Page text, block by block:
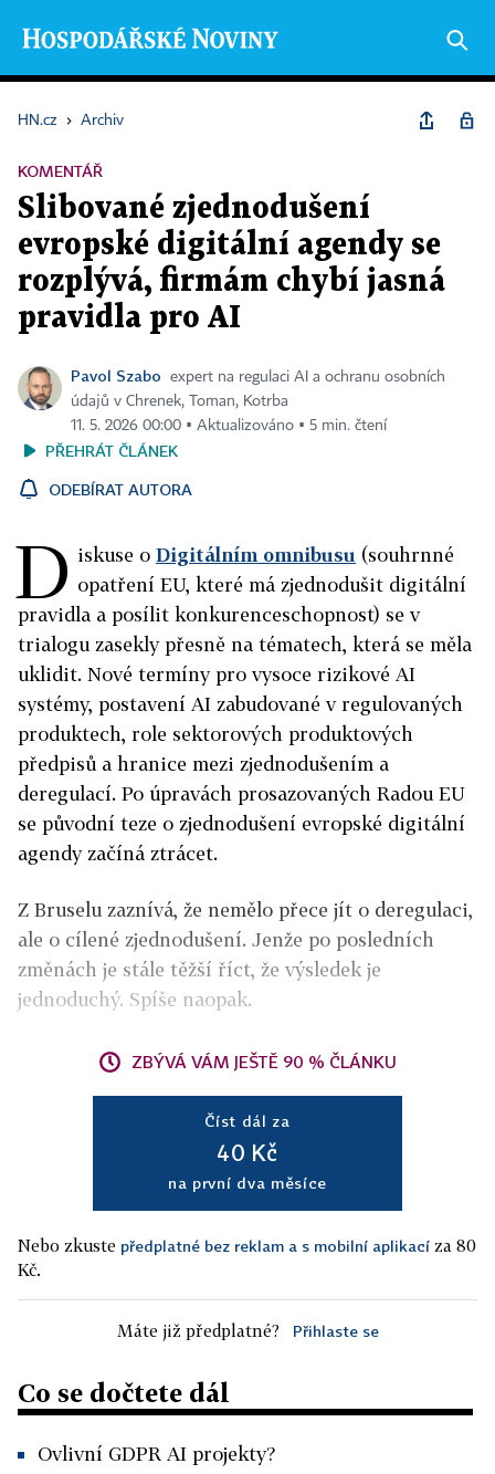
HN.cz › Archiv
KOMENTÁŘ
Slibované zjednodušení
evropské digitální agendy se
rozplývá, firmám chybí jasná
pravidla pro AI
Pavol Szabo
expert na regulaci AI a ochranu osobních
údajů v Chrenek, Toman, Kotrba
11. 5. 2026 00:00 ▪ Aktualizováno ▪ 5 min. čtení
PŘEHRÁT ČLÁNEK
ODEBÍRAT AUTORA
D iskuse o Digitálním omnibusu (souhrnné
opatření EU, které má zjednodušit digitální
pravidla a posílit konkurenceschopnost) se v
trialogu zasekly přesně na tématech, která se měla
uklidit. Nové termíny pro vysoce rizikové AI
systémy, postavení AI zabudované v regulovaných
produktech, role sektorových produktových
předpisů a hranice mezi zjednodušením a
deregulací. Po úpravách prosazovaných Radou EU
se původní teze o zjednodušení evropské digitální
agendy začíná ztrácet.
Z Bruselu zaznívá, že nemělo přece jít o deregulaci,
ale o cílené zjednodušení. Jenže po posledních
změnách je stále těžší říct, že výsledek je
jednoduchý. Spíše naopak.
ZBÝVÁ VÁM JEŠTĚ 90 % ČLÁNKU
Číst dál za
40 Kč
na první dva měsíce
Nebo zkuste předplatné bez reklam a s mobilní aplikací za 80
Kč.
Máte již předplatné? Přihlaste se
Co se dočtete dál
Ovlivní GDPR AI projekty?